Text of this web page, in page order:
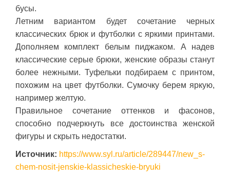
бусы.
Летним вариантом будет сочетание черных
классических брюк и футболки с яркими принтами.
Дополняем комплект белым пиджаком. А надев
классические серые брюки, женские образы станут
более нежными. Туфельки подбираем с принтом,
похожим на цвет футболки. Сумочку берем яркую,
например желтую.
Правильное сочетание оттенков и фасонов,
способно подчеркнуть все достоинства женской
фигуры и скрыть недостатки.
Источник: https://www.syl.ru/article/289447/new_s-
chem-nosit-jenskie-klassicheskie-bryuki